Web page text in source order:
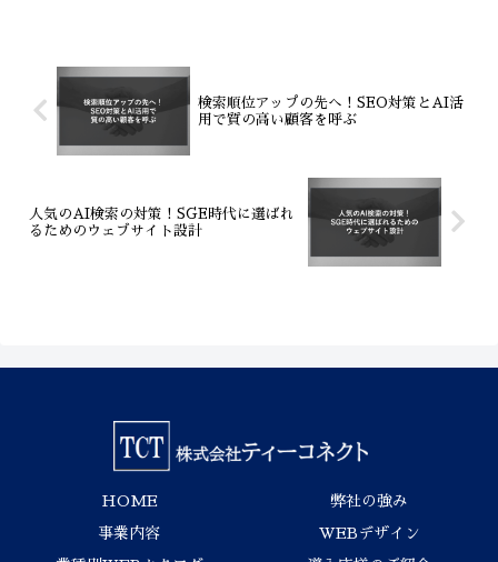
検索順位アップの先へ！SEO対策とAI活
用で質の高い顧客を呼ぶ
人気のAI検索の対策！SGE時代に選ばれ
るためのウェブサイト設計
HOME 弊社の強み
事業内容 WEBデザイン